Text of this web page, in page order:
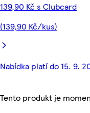
139,90 Kč s Clubcard
(139,90 Kč/kus)
Nabídka platí do 15. 9.
Tento produkt je